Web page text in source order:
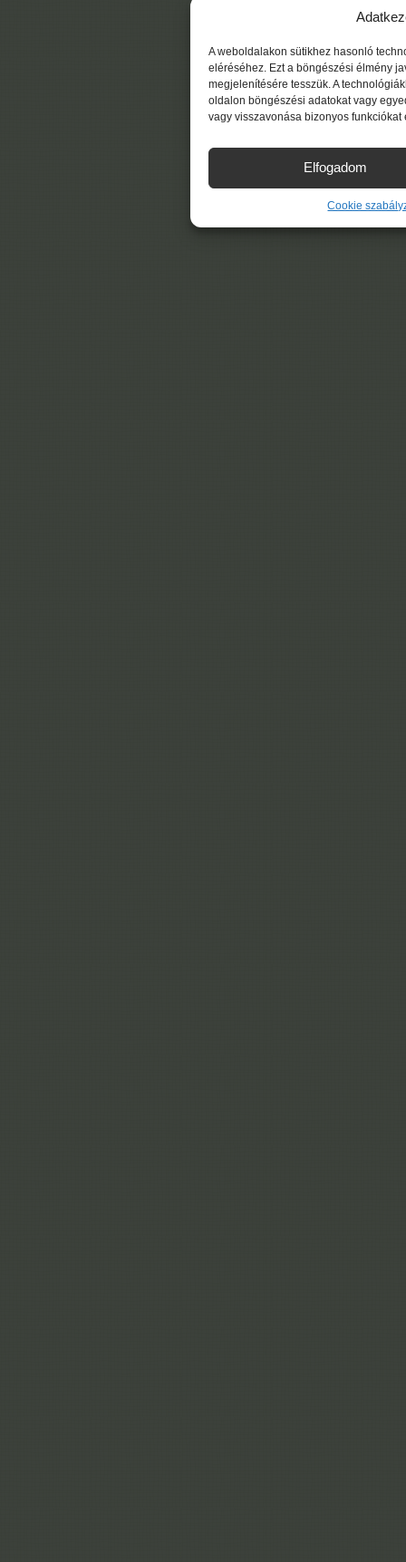
A weboldalakon sütikhez hasonló
eléréséhez. Ezt a böngészési élmény
megjelenítésére tesszük. A
oldalon böngészési adatokat vagy
vagy visszavonása bizonyos
Elfogadom
Cookie